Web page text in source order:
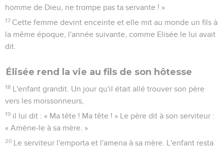
homme de Dieu, ne trompe pas ta servante ! »
17 Cette femme devint enceinte et elle mit au monde un fils à
la même époque, l'année suivante, comme Elisée le lui avait
dit.
Élisée rend la vie au fils de son hôtesse
18 L'enfant grandit. Un jour qu'il était allé trouver son père
vers les moissonneurs,
19 il lui dit : « Ma tête ! Ma tête ! » Le père dit à son serviteur :
« Amène-le à sa mère. »
20 Le serviteur l'emporta et l'amena à sa mère. L'enfant resta